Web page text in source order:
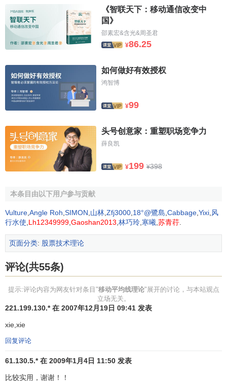
前，能预先显示股价未来变动方向。其次是30日移动平均
线，取意仍是以月为基础，不过由于以30日为样，计算较前
者简便，最后是季线，采样为72、73日或75日。由于其波动
幅度较短期线移动平均线平滑且有轨迹可寻，较
第三类是长期移动平均线，首先为半年线
150日，由于沪市上市公司
董、监事与某些消息灵通人士常可先取得这方面的第一手资
机性浓厚，投资者注重短线差价利润，因而效果也打了点折
扣。200日移动平均线，是 葛南维
移动平均线系统后，着重推出的，但在国内运用不甚普遍。
，取样255日左右，是超级大户、炒手们操作股票时参考
所有平均线种类不外乎上述几种，取样太小，线路不规
则，取样太大，线路过于平滑，无明显转点，这是投资者应
注意的。
移动平均线计算方法
N日移动平均线＝N日收市价之和／N
以时间的长短划分，移动平均线可分为短期、中期、长
期几种，一般短期移动平均线5天与10天；中期有30天、65
天；长期有200天及280天。可单独使用，也可多条同时使
重倾向。如果三种移动平均线并列上涨，该市场呈
列 ；如果三种移动平均线并列下跌，该市场呈
移动平均线说到底是一种趋势追踪的工具，便于识别趋
《智联天下：移动通信改变中
国》
邵素宏&含光&周圣君
¥86.25
如何做好有效授权
鸿智博
¥99
头号创意家：重塑职场竞争力
薛良凯
¥199 ¥398
本条目由以下用户参与贡献
Vulture Angle Roh SIMON 山林 Zfj3000 18°@鷺島 Cabbage Yixi 风
行水使 Lh12349999 Gaoshan2013 林巧玲 寒曦 苏青荇
页面分类: 股票技术理论
评论(共55条)
提示:评论内容为网友针对条目"移动平均线理论"展开的讨论，与本站观点
立场无关。
221.199.130.* 在 2007年12月19日 09:41 发表
xie,xie
回复评论
61.130.5.* 在 2009年1月4日 11:50 发表
比较实用，谢谢！！